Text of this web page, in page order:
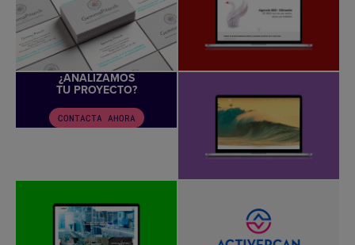
¿ANALIZAMOS
TU PROYECTO?
CONTACTA AHORA